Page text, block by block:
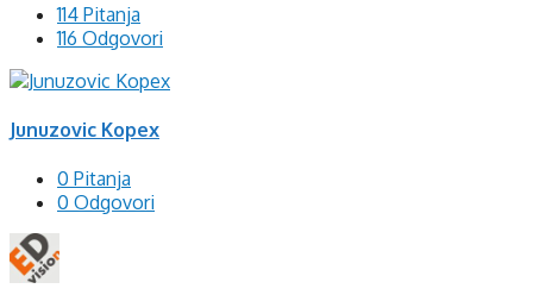
114 Pitanja
116 Odgovori
Junuzovic Kopex
0 Pitanja
0 Odgovori